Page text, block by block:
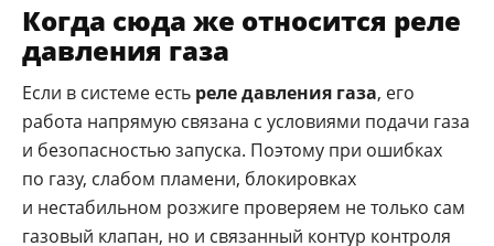
Когда сюда же относится реле
давления газа
Если в системе есть реле давления газа, его
работа напрямую связана с условиями подачи газа
и безопасностью запуска. Поэтому при ошибках
по газу, слабом пламени, блокировках
и нестабильном розжиге проверяем не только сам
газовый клапан, но и связанный контур контроля